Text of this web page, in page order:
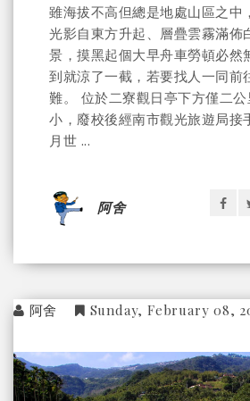
雖海拔不高但總是地處山區之中
光影自東方升起、層疊雲霧滿佈
景，摸黑起個大早舟車勞頓必然
到就涼了一截，若要找人一同前
難。 位於二寮觀日亭下方僅二
小，廢校後經南市觀光旅遊局接
月世 ...
阿舍
阿舍 Sunday, February 08,